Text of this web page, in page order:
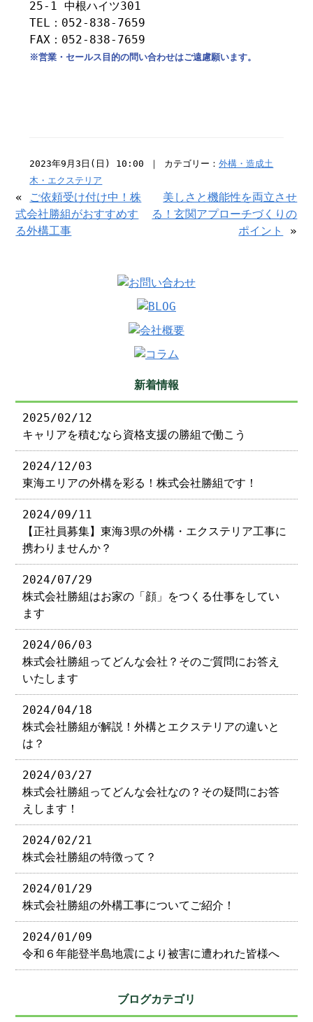
25-1 中根ハイツ301
TEL：052-838-7659
FAX：052-838-7659
※営業・セールス目的の問い合わせはご遠慮願います。
2023年9月3日(日) 10:00 ｜ カテゴリー：外構・造成土
木・エクステリア
« ご依頼受け付け中！株
式会社勝組がおすすめす
る外構工事
美しさと機能性を両立させ
る！玄関アプローチづくりの
ポイント
»
新着情報
2025/02/12
キャリアを積むなら資格支援の勝組で働こう
2024/12/03
東海エリアの外構を彩る！株式会社勝組です！
2024/09/11
【正社員募集】東海3県の外構・エクステリア工事に
携わりませんか？
2024/07/29
株式会社勝組はお家の「顔」をつくる仕事をしてい
ます
2024/06/03
株式会社勝組ってどんな会社？そのご質問にお答え
いたします
2024/04/18
株式会社勝組が解説！外構とエクステリアの違いと
は？
2024/03/27
株式会社勝組ってどんな会社なの？その疑問にお答
えします！
2024/02/21
株式会社勝組の特徴って？
2024/01/29
株式会社勝組の外構工事についてご紹介！
2024/01/09
令和６年能登半島地震により被害に遭われた皆様へ
ブログカテゴリ